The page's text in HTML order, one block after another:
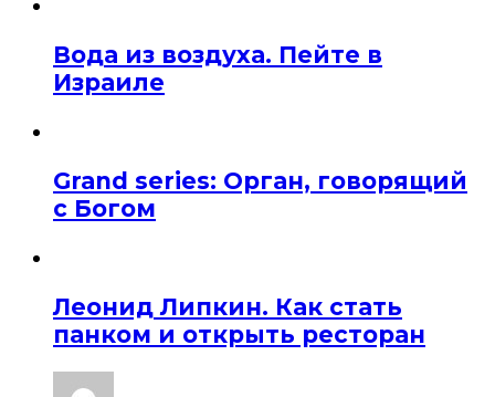
Вода из воздуха. Пейте в
Израиле
Grand series: Орган, говорящий
с Богом
Леонид Липкин. Как стать
панком и открыть ресторан